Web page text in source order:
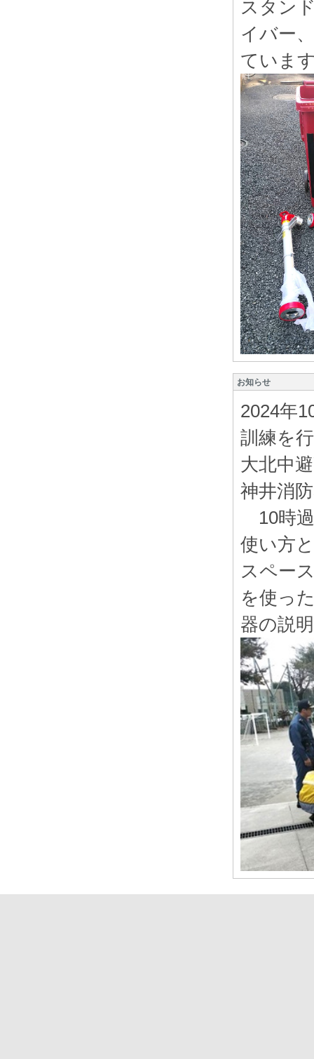
スタン
イバー
ていま
お知らせ
2024年
訓練を
大北中
神井消
10時過
使い方
スペー
を使っ
器の説